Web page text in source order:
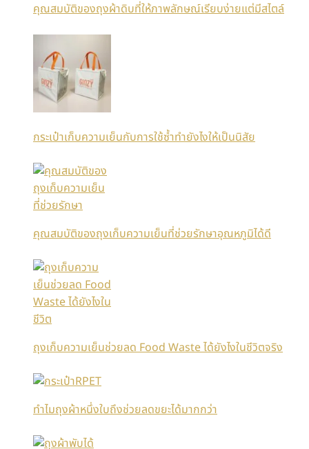
คุณสมบัติของถุงผ้าดิบที่ให้ภาพลักษณ์เรียบง่ายแต่มีสไตล์
กระเป๋าเก็บความเย็นกับการใช้ซ้ำทำยังไงให้เป็นนิสัย
คุณสมบัติของถุงเก็บความเย็นที่ช่วยรักษาอุณหภูมิได้ดี
ถุงเก็บความเย็นช่วยลด Food Waste ได้ยังไงในชีวิตจริง
ทำไมถุงผ้าหนึ่งใบถึงช่วยลดขยะได้มากกว่า